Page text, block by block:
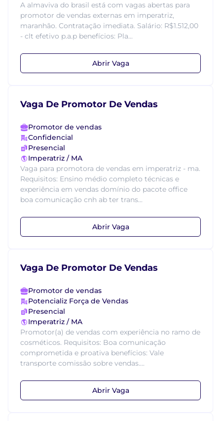
A almaviva do brasil está com vagas abertas para
promotor de vendas externas em imperatriz,
maranhão. Contratação imediata. Salário: R$1.512,00
- clt efetivo p.a.p benefícios: Pla...
Abrir Vaga
Vaga De Promotor De Vendas
Promotor de vendas
Confidencial
Presencial
Imperatriz / MA
Vaga para promotora de vendas em imperatriz - ma.
Requisitos: Ensino médio completo técnicas e
experiência em vendas domínio do pacote office
boa comunicação cnh ab ter trans...
Abrir Vaga
Vaga De Promotor De Vendas
Promotor de vendas
Potencializ Força de Vendas
Presencial
Imperatriz / MA
Promotor(a) de vendas com experiência no ramo de
cosméticos. Requisitos: Boa comunicação
comprometida e proativa benefícios: Vale
transporte comissão sobre vendas....
Abrir Vaga